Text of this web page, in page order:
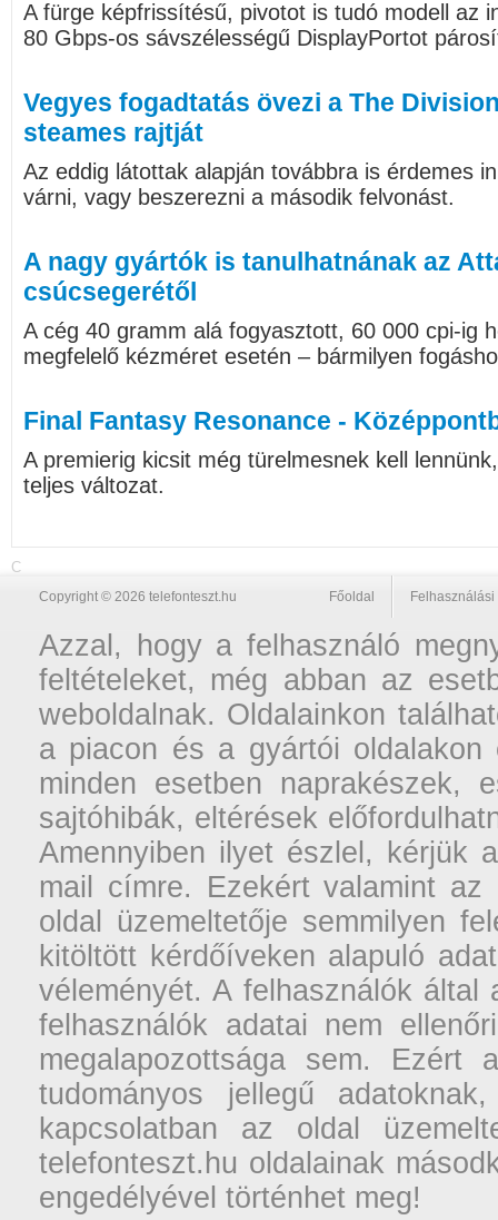
A fürge képfrissítésű, pivotot is tudó modell az
80 Gbps-os sávszélességű DisplayPortot
Vegyes fogadtatás övezi a The
steames rajtját
Az eddig látottak alapján továbbra is érdemes
várni, vagy beszerezni a második felvonást.
A nagy gyártók is tanulhatnának az
csúcsegerétől
A cég 40 gramm alá fogyasztott, 60 000 cpi-ig
megfelelő kézméret esetén – bármilyen
Final Fantasy Resonance -
A premierig kicsit még türelmesnek kell
teljes változat.
C
Copyright © 2026 telefonteszt.hu Főoldal
Azzal, hogy a felhasználó
feltételeket, még abban az
weboldalnak. Oldalainkon
a piacon és a gyártói oldalakon
minden esetben naprakészek,
sajtóhibák, eltérések
Amennyiben ilyet észlel, kérjük
mail címre. Ezekért valamint
oldal üzemeltetője semmilyen
kitöltött kérdőíveken alapuló
véleményét. A felhasználók
felhasználók adatai nem
megalapozottsága sem. Ezért
tudományos jellegű
kapcsolatban az oldal
telefonteszt.hu oldalainak
engedélyével történhet meg!